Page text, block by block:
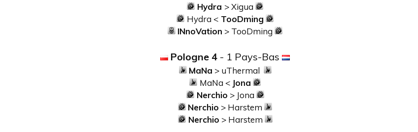
Hydra > Xigua
Hydra < TooDming
INnoVation > TooDming
Pologne 4 - 1 Pays-Bas
MaNa > uThermal
MaNa < Jona
Nerchio > Jona
Nerchio > Harstem
Nerchio > Harstem